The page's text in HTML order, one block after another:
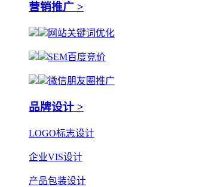
营销推广 >
网站关键词优化
SEM百度竞价
微信朋友圈推广
品牌设计 >
LOGO标志设计
企业VIS设计
产品包装设计